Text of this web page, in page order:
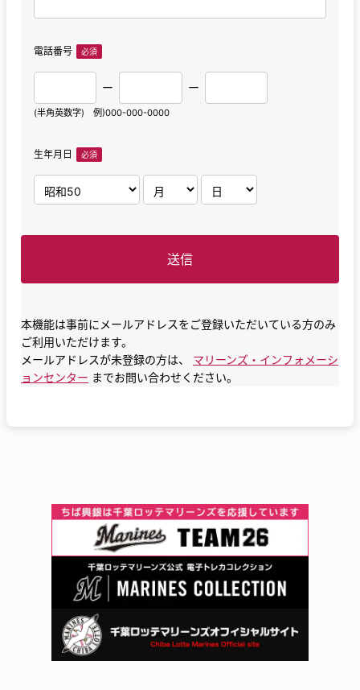
電話番号
ー ー
(半角英数字) 例)000-000-0000
生年月日
本機能は事前にメールアドレスをご登録いただいている方のみ
ご利用いただけます。
メールアドレスが未登録の方は、 マリーンズ・インフォメーシ
ョンセンター までお問い合わせください。